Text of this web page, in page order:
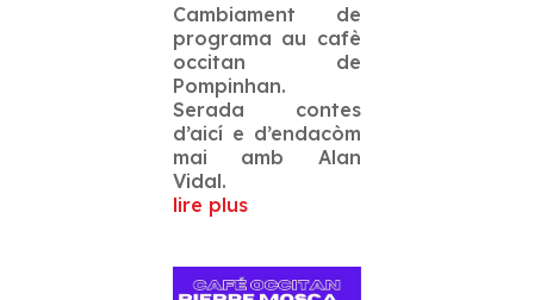
Cambiament de
programa au cafè
occitan de
Pompinhan.
Serada contes
d’aicí e d’endacòm
mai amb Alan
Vidal.
lire plus